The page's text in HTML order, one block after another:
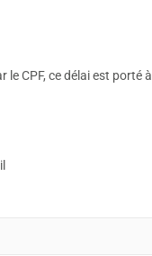
CPF, ce délai est porté à